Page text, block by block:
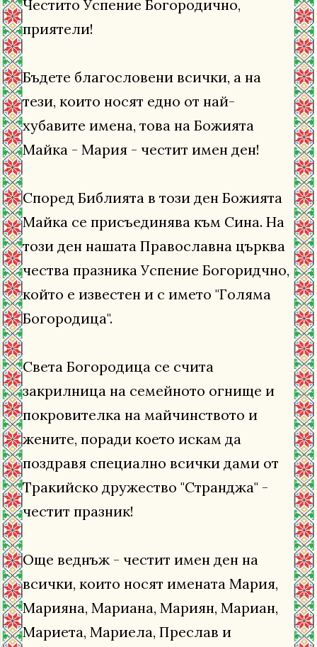
Честито Успение Богородично,
приятели!
Бъдете благословени всички, а на
тези, които носят едно от най-
хубавите имена, това на Божията
Майка - Мария - честит имен ден!
Според Библията в този ден Божията
Майка се присъединява към Сина. На
този ден нашата Православна църква
чества празника Успение Богоридчно,
който е известен и с името "Голяма
Богородица".
Света Богородица се счита
закрилница на семейното огнище и
покровителка на майчинството и
жените, поради което искам да
поздравя специално всички дами от
Тракийско дружество "Странджа" -
честит празник!
Още веднъж - честит имен ден на
всички, които носят имената Мария,
Марияна, Мариана, Мариян, Мариан,
Мариета, Мариела, Преслав и